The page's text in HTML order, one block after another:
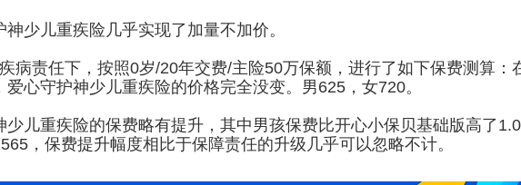
少儿重疾险几乎实现了加量不加价。
病责任下，按照0岁/20年交费/主险50万保额，进行了如下保费测算：
心守护神少儿重疾险的价格完全没变。男625，女720。
少儿重疾险的保费略有提升，其中男孩保费比开心小保贝基础版高了
，保费提升幅度相比于保障责任的升级几乎可以忽略不计。